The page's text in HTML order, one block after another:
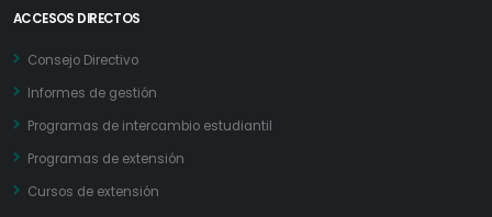
ACCESOS DIRECTOS
Consejo Directivo
Informes de gestión
Programas de intercambio estudiantil
Programas de extensión
Cursos de extensión